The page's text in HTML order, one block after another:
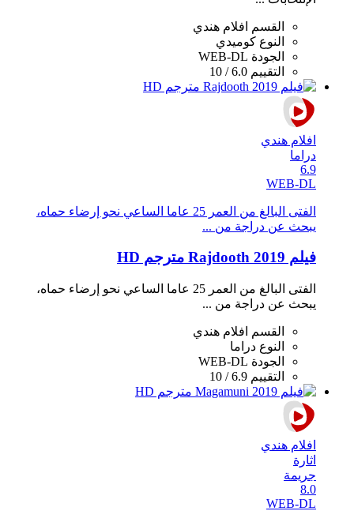
القسم
افلام هندي
النوع كوميدي
الجودة WEB-DL
التقييم 6.0 / 10
افلام هندي
دراما
6.9
WEB-DL
الفتى البالغ من العمر 25 عاما الساعي نحو إرضاء حماه،
يبحث عن دراجة من ...
فيلم Rajdooth 2019 مترجم HD
الفتى البالغ من العمر 25 عاما الساعي نحو إرضاء حماه،
يبحث عن دراجة من ...
القسم
افلام هندي
النوع دراما
الجودة WEB-DL
التقييم 6.9 / 10
افلام هندي
اثارة
جريمة
8.0
WEB-DL